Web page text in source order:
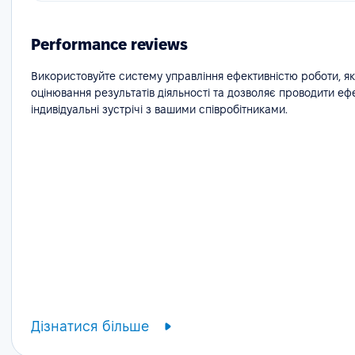
Performance reviews
Використовуйте систему управління ефективністю роботи,
оцінювання результатів діяльності та дозволяє проводити
індивідуальні зустрічі з вашими співробітниками.
Дізнатися більше